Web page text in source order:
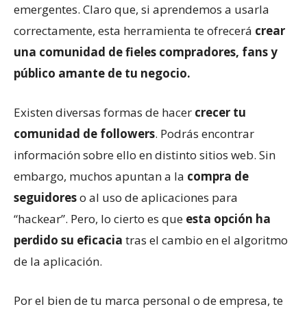
emergentes. Claro que, si aprendemos a usarla
correctamente, esta herramienta te ofrecerá crear
una comunidad de fieles compradores, fans y
público amante de tu negocio.
Existen diversas formas de hacer crecer tu
comunidad de followers. Podrás encontrar
información sobre ello en distinto sitios web. Sin
embargo, muchos apuntan a la compra de
seguidoreso al uso de aplicaciones para
“hackear”. Pero, lo cierto es que esta opción ha
perdido su eficacia tras el cambio en el algoritmo
de la aplicación.
Por el bien de tu marca personal o de empresa, te